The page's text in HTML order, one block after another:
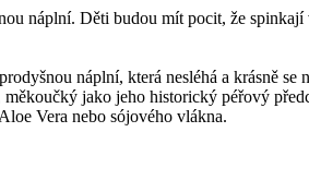
náplní. Děti budou mít pocit, že
náplní, která nesléhá a krásně se
jako jeho historický péřový
Vera nebo sójového vlákna.